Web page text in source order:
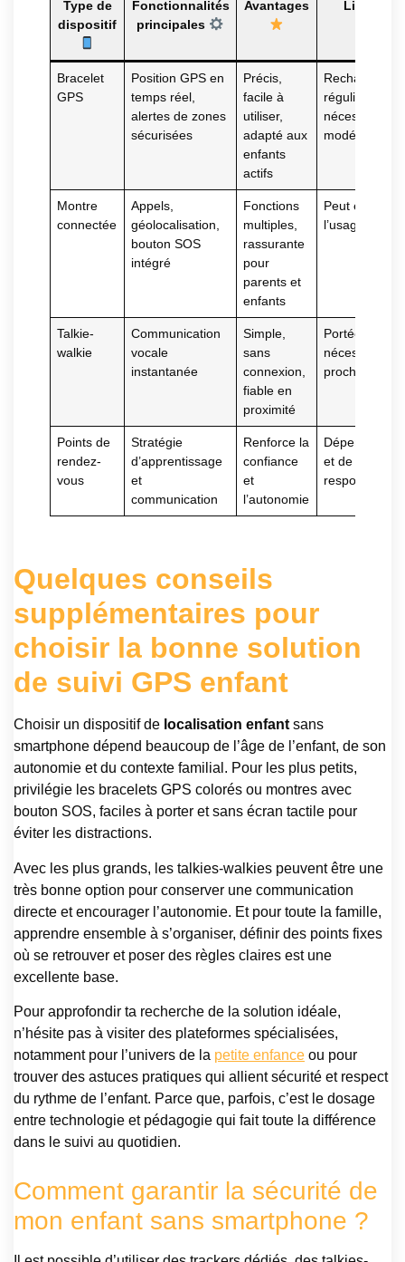
Type de
dispositif
Fonctionnalités
principales
Avantages Limites
Bracelet
GPS
Position GPS en
temps réel,
alertes de zones
sécurisées
Précis,
facile à
utiliser,
adapté aux
enfants
actifs
Recharge
régulière
nécessaire,
modéré
Montre
connectée
Appels,
géolocalisation,
bouton SOS
intégré
Fonctions
multiples,
rassurante
pour
parents et
enfants
Peut
l’usage
Talkie-
walkie
Communication
vocale
instantanée
Simple,
sans
connexion,
fiable en
proximité
Portée
nécessite
proche
Points de
rendez-
vous
Stratégie
d’apprentissage
et
communication
Renforce la
confiance
et
l’autonomie
Dépend de
et de la
Quelques conseils
supplémentaires pour
choisir la bonne solution
de suivi GPS enfant
Choisir un dispositif de localisation enfant sans
smartphone dépend beaucoup de l’âge de l’enfant, de son
autonomie et du contexte familial. Pour les plus petits,
privilégie les bracelets GPS colorés ou montres avec
bouton SOS, faciles à porter et sans écran tactile pour
éviter les distractions.
Avec les plus grands, les talkies-walkies peuvent être une
très bonne option pour conserver une communication
directe et encourager l’autonomie. Et pour toute la famille,
apprendre ensemble à s’organiser, définir des points fixes
où se retrouver et poser des règles claires est une
excellente base.
Pour approfondir ta recherche de la solution idéale,
n’hésite pas à visiter des plateformes spécialisées,
notamment pour l’univers de la petite enfance ou pour
trouver des astuces pratiques qui allient sécurité et respect
du rythme de l’enfant. Parce que, parfois, c’est le dosage
entre technologie et pédagogie qui fait toute la différence
dans le suivi au quotidien.
Comment garantir la sécurité de
mon enfant sans smartphone ?